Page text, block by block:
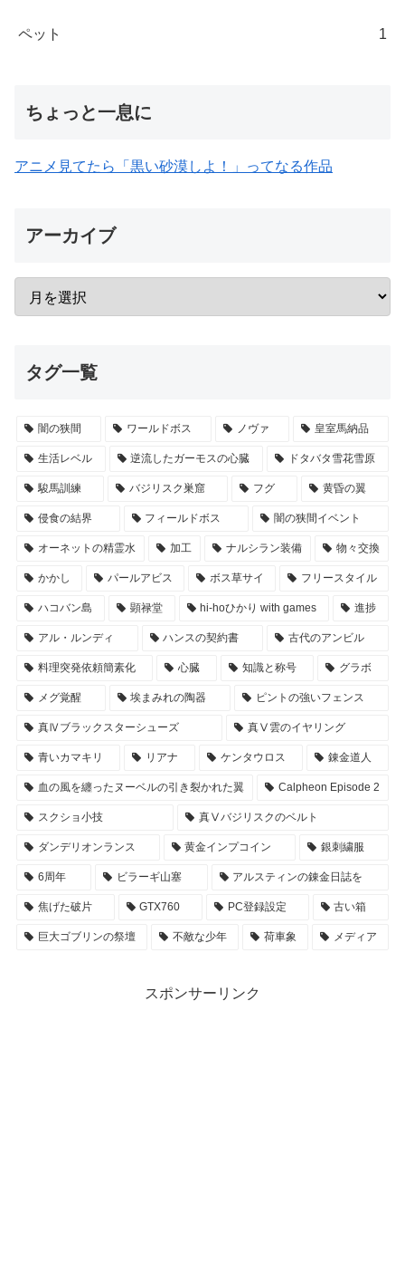
ペット 1
ちょっと一息に
アニメ見てたら「黒い砂漠しよ！」ってなる作品
アーカイブ
タグ一覧
闇の狭間 ワールドボス ノヴァ 皇室馬納品
生活レベル 逆流したガーモスの心臓 ドタバタ雪花雪原
駿馬訓練 バジリスク巣窟 フグ 黄昏の翼
侵食の結界 フィールドボス 闇の狭間イベント
オーネットの精霊水 加工 ナルシラン装備 物々交換
かかし パールアビス ボス草サイ フリースタイル
ハコバン島 顕禄堂 hi-hoひかり with games 進捗
アル・ルンディ ハンスの契約書 古代のアンビル
料理突発依頼簡素化 心臓 知識と称号 グラボ
メグ覚醒 埃まみれの陶器 ピントの強いフェンス
真Ⅳブラックスターシューズ 真Ⅴ雲のイヤリング
青いカマキリ リアナ ケンタウロス 錬金道人
血の風を纏ったヌーベルの引き裂かれた翼 Calpheon Episode 2
スクショ小技 真Ⅴバジリスクのベルト
ダンデリオンランス 黄金インプコイン 銀刺繍服
6周年 ビラーギ山塞 アルスティンの錬金日誌を
焦げた破片 GTX760 PC登録設定 古い箱
巨大ゴブリンの祭壇 不敵な少年 荷車象 メディア
スポンサーリンク